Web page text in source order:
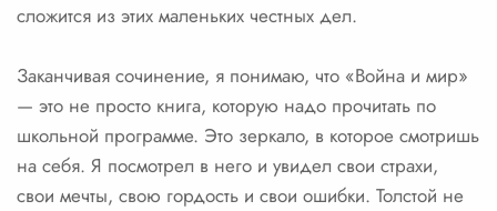
сложится из этих маленьких честных дел.
Заканчивая сочинение, я понимаю, что «Война и мир»
— это не просто книга, которую надо прочитать по
школьной программе. Это зеркало, в которое смотришь
на себя. Я посмотрел в него и увидел свои страхи,
свои мечты, свою гордость и свои ошибки. Толстой не